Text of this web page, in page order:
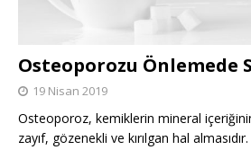
Osteoporozu Önlemede
19 Nisan 2019
Osteoporoz, kemiklerin mineral
zayıf, gözenekli ve kırılgan hal